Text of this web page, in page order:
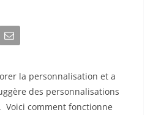
la personnalisation et a
des personnalisations
comment fonctionne